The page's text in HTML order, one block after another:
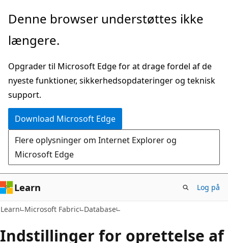
Spring
hovedindhold
Denne browser understøttes ikke
længere.
Opgrader til Microsoft Edge for at drage fordel af de
nyeste funktioner, sikkerhedsopdateringer og teknisk
support.
Download Microsoft Edge
Flere oplysninger om Internet Explorer og
Microsoft Edge
Learn Log på
Learn Microsoft Fabric Database
Indstillinger for oprettelse af